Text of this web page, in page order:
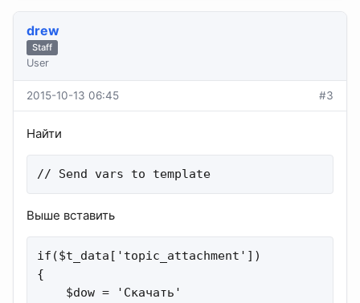
drew
Staff
User
2015-10-13 06:45 #3
Найти
// Send vars to template
Выше вставить
if($t_data['topic_attachment'])
{
    $dow = 'Скачать'